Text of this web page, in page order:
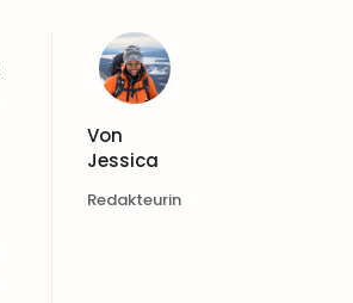
Von
Jessica
Redakteurin